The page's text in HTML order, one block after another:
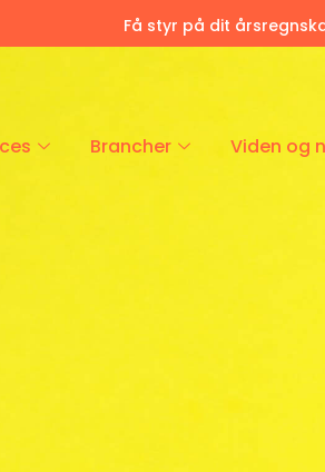
Få styr på dit
Brancher Viden og